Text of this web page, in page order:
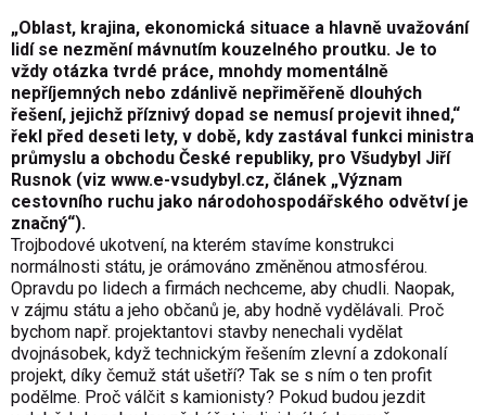
„Oblast, krajina, ekonomická situace a hlavně uvažování
lidí se nezmění mávnutím kouzelného proutku. Je to
vždy otázka tvrdé práce, mnohdy momentálně
nepříjemných nebo zdánlivě nepřiměřeně dlouhých
řešení, jejichž příznivý dopad se nemusí projevit ihned,“
řekl před deseti lety, v době, kdy zastával funkci ministra
průmyslu a obchodu České republiky, pro Všudybyl Jiří
Rusnok (viz www.e-vsudybyl.cz, článek „Význam
cestovního ruchu jako národohospodářského odvětví je
značný“).
Trojbodové ukotvení, na kterém stavíme konstrukci
normálnosti státu, je orámováno změněnou atmosférou.
Opravdu po lidech a firmách nechceme, aby chudli. Naopak,
v zájmu státu a jeho občanů je, aby hodně vydělávali. Proč
bychom např. projektantovi stavby nenechali vydělat
dvojnásobek, když technickým řešením zlevní a zdokonalí
projekt, díky čemuž stát ušetří? Tak se s ním o ten profit
podělme. Proč válčit s kamionisty? Pokud budou jezdit